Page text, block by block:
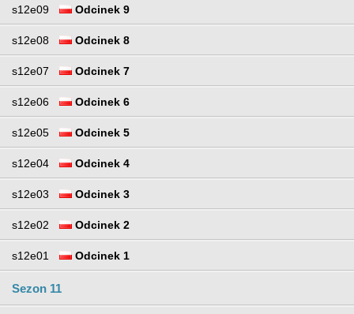
s12e09 Odcinek 9
s12e08 Odcinek 8
s12e07 Odcinek 7
s12e06 Odcinek 6
s12e05 Odcinek 5
s12e04 Odcinek 4
s12e03 Odcinek 3
s12e02 Odcinek 2
s12e01 Odcinek 1
Sezon 11